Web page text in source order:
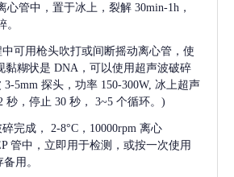
心管中，置于冰上，裂解 30min-1h，
可用枪头吹打或间断摇动离心管，使
黏糊状是 DNA，可以使用超声波破碎
5mm 探头，功率 150-300W, 冰上超声
秒，停止 30 秒， 3~5 个循环。)
完成，
2-8°C，10000rpm 离心
管中，立即用于检测，或按一次使用
用。